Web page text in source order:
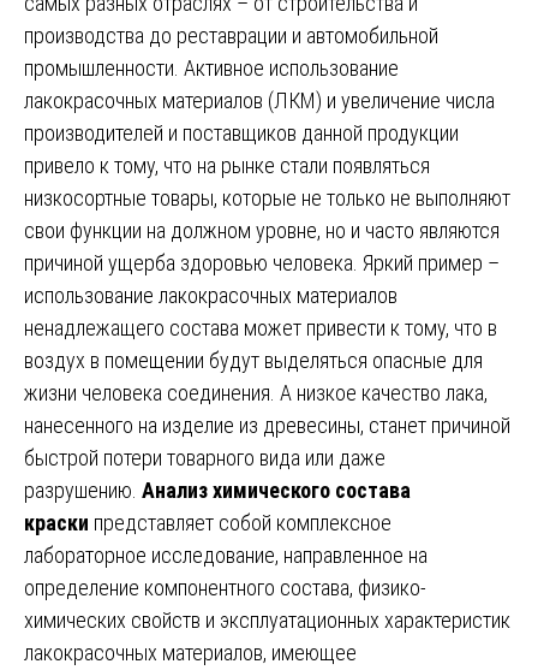
производства до реставрации и автомобильной
промышленности. Активное использование
лакокрасочных материалов (ЛКМ) и увеличение числа
производителей и поставщиков данной продукции
привело к тому, что на рынке стали появляться
низкосортные товары, которые не только не выполняют
свои функции на должном уровне, но и часто являются
причиной ущерба здоровью человека. Яркий пример –
использование лакокрасочных материалов
ненадлежащего состава может привести к тому, что в
воздух в помещении будут выделяться опасные для
жизни человека соединения. А низкое качество лака,
нанесенного на изделие из древесины, станет причиной
быстрой потери товарного вида или даже
разрушению. Анализ химического состава
краски представляет собой комплексное
лабораторное исследование, направленное на
определение компонентного состава, физико-
химических свойств и эксплуатационных характеристик
лакокрасочных материалов, имеющее